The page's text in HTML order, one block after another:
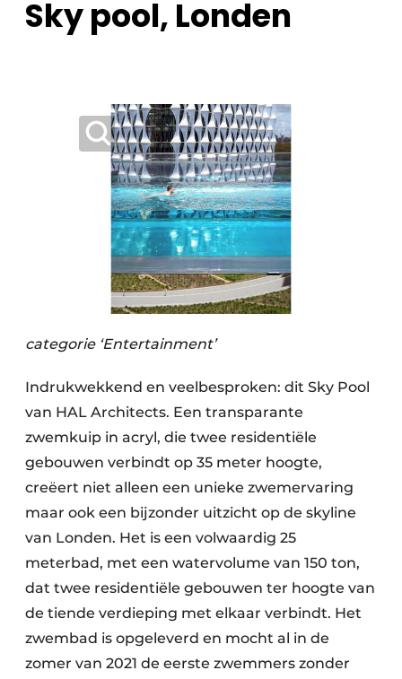
Sky pool, Londen
categorie ‘Entertainment’
Indrukwekkend en veelbesproken: dit Sky Pool
van HAL Architects. Een transparante
zwemkuip in acryl, die twee residentiële
gebouwen verbindt op 35 meter hoogte,
creëert niet alleen een unieke zwemervaring
maar ook een bijzonder uitzicht op de skyline
van Londen. Het is een volwaardig 25
meterbad, met een watervolume van 150 ton,
dat twee residentiële gebouwen ter hoogte van
de tiende verdieping met elkaar verbindt. Het
zwembad is opgeleverd en mocht al in de
zomer van 2021 de eerste zwemmers zonder